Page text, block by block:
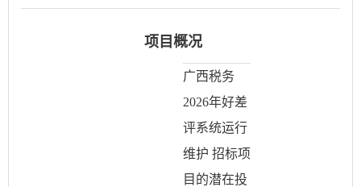
项目概况
广西税务
2026年好差
评系统运行
维护 招标项
目的潜在投